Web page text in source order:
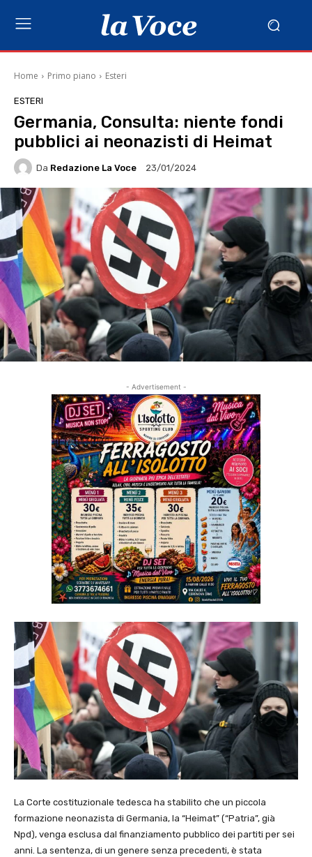
Home Primo piano Esteri
ESTERI
Germania, Consulta: niente fondi
pubblici ai neonazisti di Heimat
Da Redazione La Voce 23/01/2024
- Advertisement -
La Corte costituzionale tedesca ha stabilito che un piccola
formazione neonazista di Germania, la “Heimat” (“Patria”, già
Npd), venga esclusa dal finanziamento pubblico dei partiti per sei
anni. La sentenza, di un genere senza precedenti, è stata